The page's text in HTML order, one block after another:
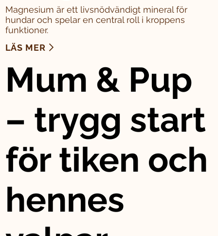
Magnesium är ett livsnödvändigt mineral för
hundar och spelar en central roll i kroppens
funktioner.
LÄS MER
Mum & Pup
– trygg start
för tiken och
hennes